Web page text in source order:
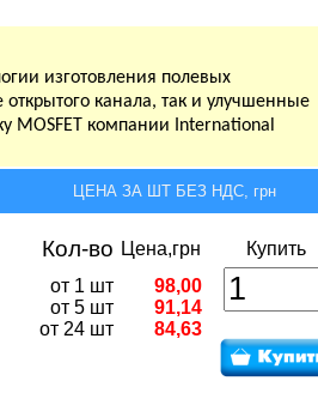
изготовления полевых
открытого канала, так и улучшенные
MOSFET компании International
ЦЕНА ЗА ШТ БЕЗ НДС, грн
Кол-во Цена,грн
Купить
от 1 шт
от 5 шт
от 24 шт
98,00
91,14
84,63